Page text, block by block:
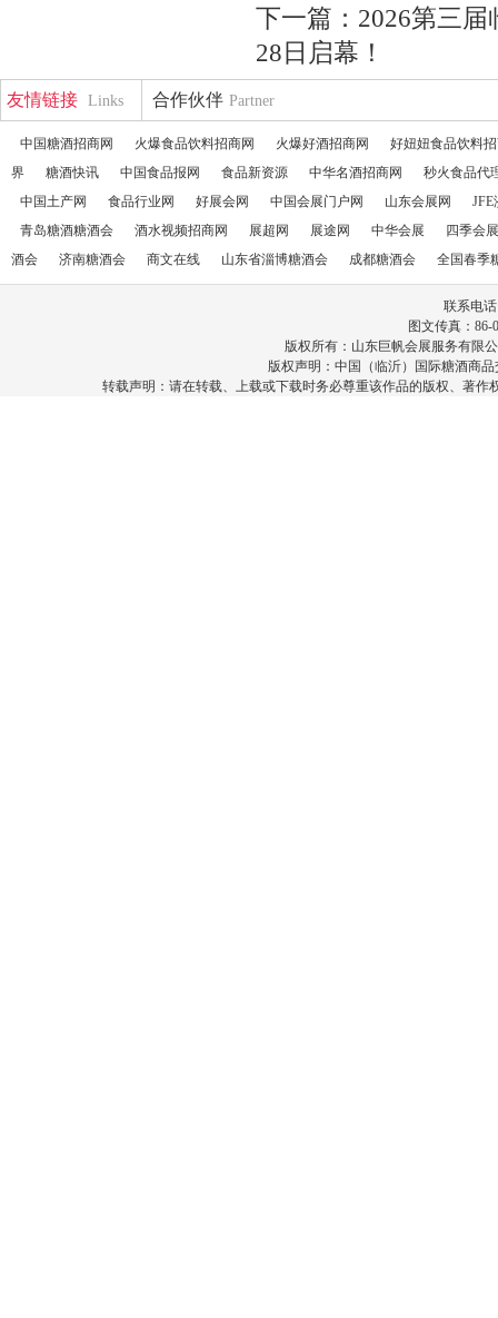
下一篇： 2026第三
28日启幕！
友情链接 Links 合作伙伴 Partner
中国糖酒招商网 火爆食品饮料招商网 火爆好酒招商网
好妞妞食品饮料
界
糖酒快讯 中国食品报网 食品新资源 中华名酒招商网
秒火食品代
中国土产网
食品行业网 好展会网 中国会展门户网 山东会展网
青岛糖酒糖酒会
酒水视频招商网 展超网 展途网 中华会展
四季会
酒会
济南糖酒会 商文在线 山东省淄博糖酒会 成都糖酒会 全国春季
联系电话
图文传真：86-
版权所有：山东巨帆会展服务有限
版权声明：中国（临沂）国际糖酒商
转载声明：请在转载、上载或下载时务必尊重该作品的版权、著